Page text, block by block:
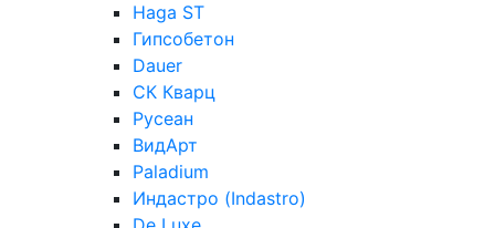
Haga ST
Гипсобетон
Dauer
СК Кварц
Русеан
ВидАрт
Paladium
Индастро (Indastro)